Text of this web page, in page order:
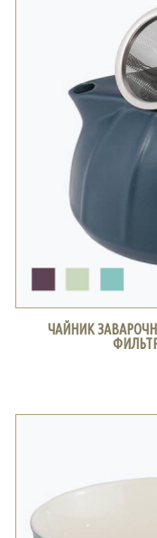
ЧАЙНИК